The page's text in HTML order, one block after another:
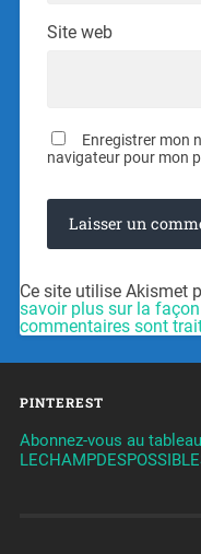
Site web
Enregistrer mon
navigateur pour mon
Ce site utilise Akismet
savoir plus sur la
commentaires sont
PINTEREST
Abonnez-vous au